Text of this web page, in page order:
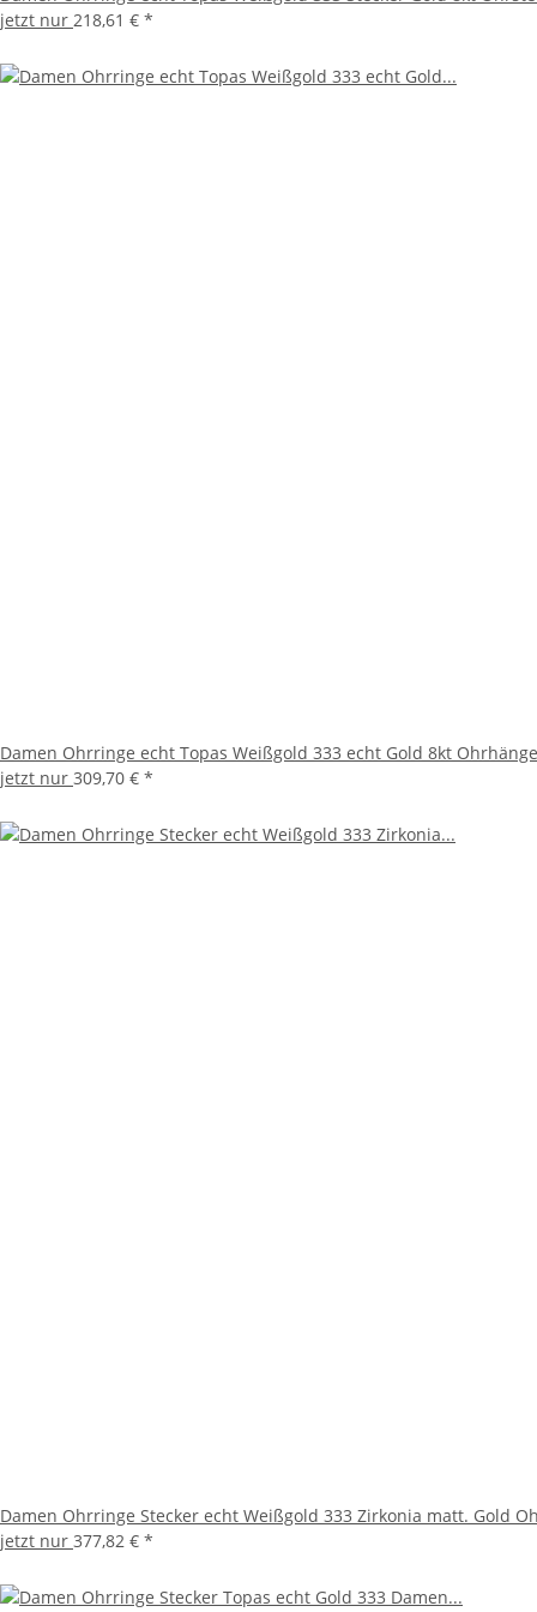
jetzt nur 218,61 € *
Damen Ohrringe echt Topas Weißgold 333 echt Gold 8kt
jetzt nur 309,70 € *
Damen Ohrringe Stecker echt Weißgold 333 Zirkonia matt. Gold
jetzt nur 377,82 € *